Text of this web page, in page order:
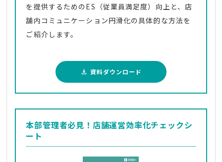
を提供するためのES（従業員満足度）向上と、店
舗内コミュニケーション円滑化の具体的な方法を
ご紹介します。
資料ダウンロード
本部管理者必見！店舗運営効率化チェックシ
ート